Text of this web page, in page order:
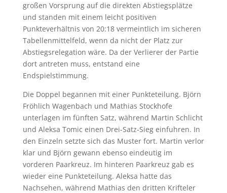
großen Vorsprung auf die direkten Abstiegsplätze
und standen mit einem leicht positiven
Punkteverhältnis von 20:18 vermeintlich im sicheren
Tabellenmittelfeld, wenn da nicht der Platz zur
Abstiegsrelegation wäre. Da der Verlierer der Partie
dort antreten muss, entstand eine
Endspielstimmung.
Die Doppel begannen mit einer Punkteteilung. Björn
Fröhlich Wagenbach und Mathias Stockhofe
unterlagen im fünften Satz, während Martin Schlicht
und Aleksa Tomic einen Drei-Satz-Sieg einfuhren. In
den Einzeln setzte sich das Muster fort. Martin verlor
klar und Björn gewann ebenso eindeutig im
vorderen Paarkreuz. Im hinteren Paarkreuz gab es
wieder eine Punkteteilung. Aleksa hatte das
Nachsehen, während Mathias den dritten Krifteler